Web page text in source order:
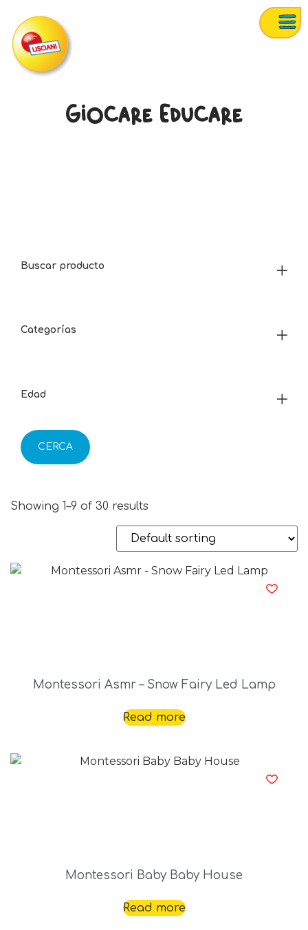
Giocare Educare
Buscar producto
Categorías
Edad
CERCA
Showing 1–9 of 30 results
Montessori Asmr – Snow Fairy Led Lamp
Read more
Montessori Baby Baby House
Read more